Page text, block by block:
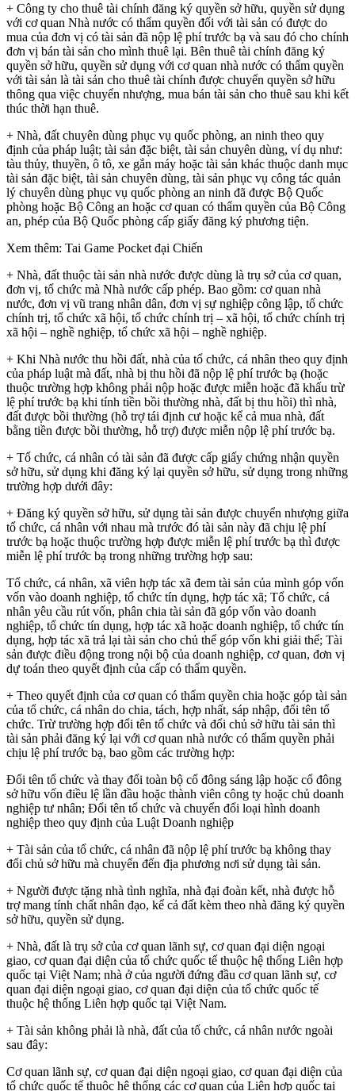
+ Công ty cho thuê tài chính đăng ký quyền sở hữu, quyền sử dụng
với cơ quan Nhà nước có thẩm quyền đối với tài sản có được do
mua của đơn vị có tài sản đã nộp lệ phí trước bạ và sau đó cho chính
đơn vị bán tài sản cho mình thuê lại. Bên thuê tài chính đăng ký
quyền sở hữu, quyền sử dụng với cơ quan nhà nước có thẩm quyền
với tài sản là tài sản cho thuê tài chính được chuyển quyền sở hữu
thông qua việc chuyển nhượng, mua bán tài sản cho thuê sau khi kết
thúc thời hạn thuê.
+ Nhà, đất chuyên dùng phục vụ quốc phòng, an ninh theo quy
định của pháp luật; tài sản đặc biệt, tài sản chuyên dùng, ví dụ như:
tàu thủy, thuyền, ô tô, xe gắn máy hoặc tài sản khác thuộc danh mục
tài sản đặc biệt, tài sản chuyên dùng, tài sản phục vụ công tác quản
lý chuyên dùng phục vụ quốc phòng an ninh đã được Bộ Quốc
phòng hoặc Bộ Công an hoặc cơ quan có thẩm quyền của Bộ Công
an, phép của Bộ Quốc phòng cấp giấy đăng ký phương tiện.
Xem thêm: Tai Game Pocket đại Chiến
+ Nhà, đất thuộc tài sản nhà nước được dùng là trụ sở của cơ quan,
đơn vị, tổ chức mà Nhà nước cấp phép. Bao gồm: cơ quan nhà
nước, đơn vị vũ trang nhân dân, đơn vị sự nghiệp công lập, tổ chức
chính trị, tổ chức xã hội, tổ chức chính trị – xã hội, tổ chức chính trị
xã hội – nghề nghiệp, tổ chức xã hội – nghề nghiệp.
+ Khi Nhà nước thu hồi đất, nhà của tổ chức, cá nhân theo quy định
của pháp luật mà đất, nhà bị thu hồi đã nộp lệ phí trước bạ (hoặc
thuộc trường hợp không phải nộp hoặc được miễn hoặc đã khấu trừ
lệ phí trước bạ khi tính tiền bồi thường nhà, đất bị thu hồi) thì nhà,
đất được bồi thường (hỗ trợ tái định cư hoặc kể cả mua nhà, đất
bằng tiền được bồi thường, hỗ trợ) được miễn nộp lệ phí trước bạ.
+ Tổ chức, cá nhân có tài sản đã được cấp giấy chứng nhận quyền
sở hữu, sử dụng khi đăng ký lại quyền sở hữu, sử dụng trong những
trường hợp dưới đây:
+ Đăng ký quyền sở hữu, sử dụng tài sản được chuyển nhượng giữa
tổ chức, cá nhân với nhau mà trước đó tài sản này đã chịu lệ phí
trước bạ hoặc thuộc trường hợp được miễn lệ phí trước bạ thì được
miễn lệ phí trước bạ trong những trường hợp sau:
Tổ chức, cá nhân, xã viên hợp tác xã đem tài sản của mình góp vốn
vốn vào doanh nghiệp, tổ chức tín dụng, hợp tác xã; Tổ chức, cá
nhân yêu cầu rút vốn, phân chia tài sản đã góp vốn vào doanh
nghiệp, tổ chức tín dụng, hợp tác xã hoặc doanh nghiệp, tổ chức tín
dụng, hợp tác xã trả lại tài sản cho chủ thể góp vốn khi giải thể; Tài
sản được điều động trong nội bộ của doanh nghiệp, cơ quan, đơn vị
dự toán theo quyết định của cấp có thẩm quyền.
+ Theo quyết định của cơ quan có thẩm quyền chia hoặc góp tài sản
của tổ chức, cá nhân do chia, tách, hợp nhất, sáp nhập, đổi tên tổ
chức. Trừ trường hợp đổi tên tổ chức và đổi chủ sở hữu tài sản thì
tài sản phải đăng ký lại với cơ quan nhà nước có thẩm quyền phải
chịu lệ phí trước bạ, bao gồm các trường hợp:
Đổi tên tổ chức và thay đổi toàn bộ cổ đông sáng lập hoặc cổ đông
sở hữu vốn điều lệ lần đầu hoặc thành viên công ty hoặc chủ doanh
nghiệp tư nhân; Đổi tên tổ chức và chuyển đổi loại hình doanh
nghiệp theo quy định của Luật Doanh nghiệp
+ Tài sản của tổ chức, cá nhân đã nộp lệ phí trước bạ không thay
đổi chủ sở hữu mà chuyển đến địa phương nơi sử dụng tài sản.
+ Người được tặng nhà tình nghĩa, nhà đại đoàn kết, nhà được hỗ
trợ mang tính chất nhân đạo, kể cả đất kèm theo nhà đăng ký quyền
sở hữu, quyền sử dụng.
+ Nhà, đất là trụ sở của cơ quan lãnh sự, cơ quan đại diện ngoại
giao, cơ quan đại diện của tổ chức quốc tế thuộc hệ thống Liên hợp
quốc tại Việt Nam; nhà ở của người đứng đầu cơ quan lãnh sự, cơ
quan đại diện ngoại giao, cơ quan đại diện của tổ chức quốc tế
thuộc hệ thống Liên hợp quốc tại Việt Nam.
+ Tài sản không phải là nhà, đất của tổ chức, cá nhân nước ngoài
sau đây:
Cơ quan lãnh sự, cơ quan đại diện ngoại giao, cơ quan đại diện của
tổ chức quốc tế thuộc hệ thống các cơ quan của Liên hợp quốc tại